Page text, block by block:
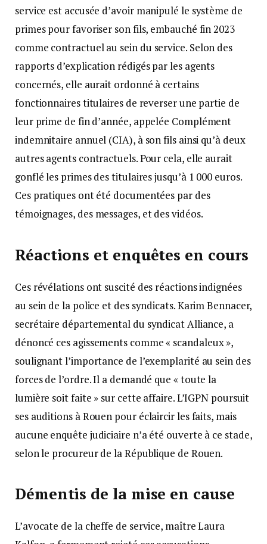
service est accusée d’avoir manipulé le système de
primes pour favoriser son fils, embauché fin 2023
comme contractuel au sein du service. Selon des
rapports d’explication rédigés par les agents
concernés, elle aurait ordonné à certains
fonctionnaires titulaires de reverser une partie de
leur prime de fin d’année, appelée Complément
indemnitaire annuel (CIA), à son fils ainsi qu’à deux
autres agents contractuels. Pour cela, elle aurait
gonflé les primes des titulaires jusqu’à 1 000 euros.
Ces pratiques ont été documentées par des
témoignages, des messages, et des vidéos.
Réactions et enquêtes en cours
Ces révélations ont suscité des réactions indignées
au sein de la police et des syndicats. Karim Bennacer,
secrétaire départemental du syndicat Alliance, a
dénoncé ces agissements comme « scandaleux »,
soulignant l’importance de l’exemplarité au sein des
forces de l’ordre. Il a demandé que « toute la
lumière soit faite » sur cette affaire. L’IGPN poursuit
ses auditions à Rouen pour éclaircir les faits, mais
aucune enquête judiciaire n’a été ouverte à ce stade,
selon le procureur de la République de Rouen.
Démentis de la mise en cause
L’avocate de la cheffe de service, maître Laura